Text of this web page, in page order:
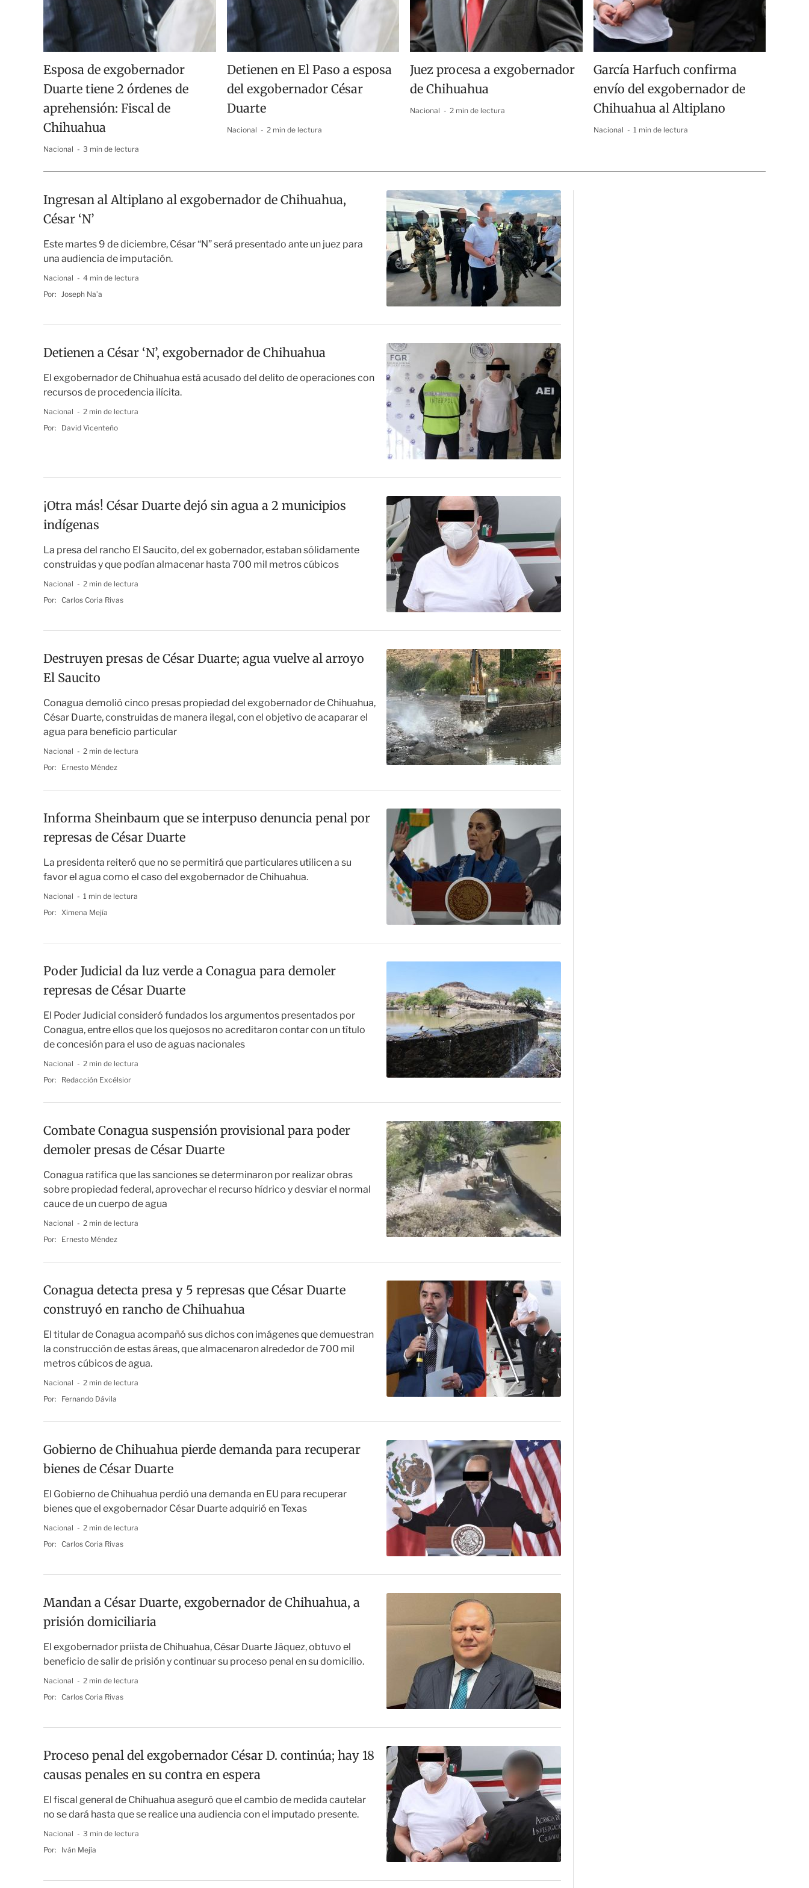
Esposa de exgobernador
Duarte tiene 2 órdenes de
aprehensión: Fiscal de
Chihuahua
Nacional 3 min de lectura
Detienen en El Paso a esposa
del exgobernador César
Duarte
Nacional 2 min de lectura
Juez procesa a exgobernador
de Chihuahua
Nacional 2 min de lectura
García Harfuch confirma
envío del exgobernador de
Chihuahua al Altiplano
Nacional 1 min de lectura
Ingresan al Altiplano al exgobernador de Chihuahua,
César ‘N’
Este martes 9 de diciembre, César “N” será presentado ante un juez para
una audiencia de imputación.
Nacional
4 min de lectura
Por:
Joseph Na’a
Detienen a César ‘N’, exgobernador de Chihuahua
El exgobernador de Chihuahua está acusado del delito de operaciones con
recursos de procedencia ilícita.
Nacional
2 min de lectura
Por:
David Vicenteño
¡Otra más! César Duarte dejó sin agua a 2 municipios
indígenas
La presa del rancho El Saucito, del ex gobernador, estaban sólidamente
construidas y que podían almacenar hasta 700 mil metros cúbicos
Nacional
2 min de lectura
Por: Carlos Coria Rivas
Destruyen presas de César Duarte; agua vuelve al arroyo
El Saucito
Conagua demolió cinco presas propiedad del exgobernador de Chihuahua,
César Duarte, construidas de manera ilegal, con el objetivo de acaparar el
agua para beneficio particular
Nacional
2 min de lectura
Por:
Ernesto Méndez
Informa Sheinbaum que se interpuso denuncia penal por
represas de César Duarte
La presidenta reiteró que no se permitirá que particulares utilicen a su
favor el agua como el caso del exgobernador de Chihuahua.
Nacional
1 min de lectura
Por: Ximena Mejía
Poder Judicial da luz verde a Conagua para demoler
represas de César Duarte
El Poder Judicial consideró fundados los argumentos presentados por
Conagua, entre ellos que los quejosos no acreditaron contar con un título
de concesión para el uso de aguas nacionales
Nacional
2 min de lectura
Por:
Redacción Excélsior
Combate Conagua suspensión provisional para poder
demoler presas de César Duarte
Conagua ratifica que las sanciones se determinaron por realizar obras
sobre propiedad federal, aprovechar el recurso hídrico y desviar el normal
cauce de un cuerpo de agua
Nacional
2 min de lectura
Por:
Ernesto Méndez
Conagua detecta presa y 5 represas que César Duarte
construyó en rancho de Chihuahua
El titular de Conagua acompañó sus dichos con imágenes que demuestran
la construcción de estas áreas, que almacenaron alrededor de 700 mil
metros cúbicos de agua.
Nacional
2 min de lectura
Por:
Fernando Dávila
Gobierno de Chihuahua pierde demanda para recuperar
bienes de César Duarte
El Gobierno de Chihuahua perdió una demanda en EU para recuperar
bienes que el exgobernador César Duarte adquirió en Texas
Nacional
2 min de lectura
Por: Carlos Coria Rivas
Mandan a César Duarte, exgobernador de Chihuahua, a
prisión domiciliaria
El exgobernador priista de Chihuahua, César Duarte Jáquez, obtuvo el
beneficio de salir de prisión y continuar su proceso penal en su domicilio.
Nacional
2 min de lectura
Por: Carlos Coria Rivas
Proceso penal del exgobernador César D. continúa; hay 18
causas penales en su contra en espera
El fiscal general de Chihuahua aseguró que el cambio de medida cautelar
no se dará hasta que se realice una audiencia con el imputado presente.
Nacional
3 min de lectura
Por:
Iván Mejía